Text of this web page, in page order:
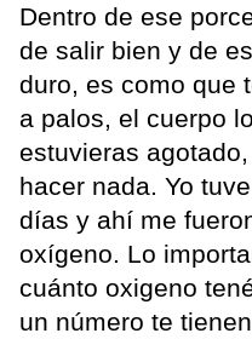
Dentro de ese
de salir bien y de
duro, es como que
a palos, el cuerpo
estuvieras
hacer nada. Yo
días y ahí me
oxígeno. Lo
cuánto oxigeno
un número te